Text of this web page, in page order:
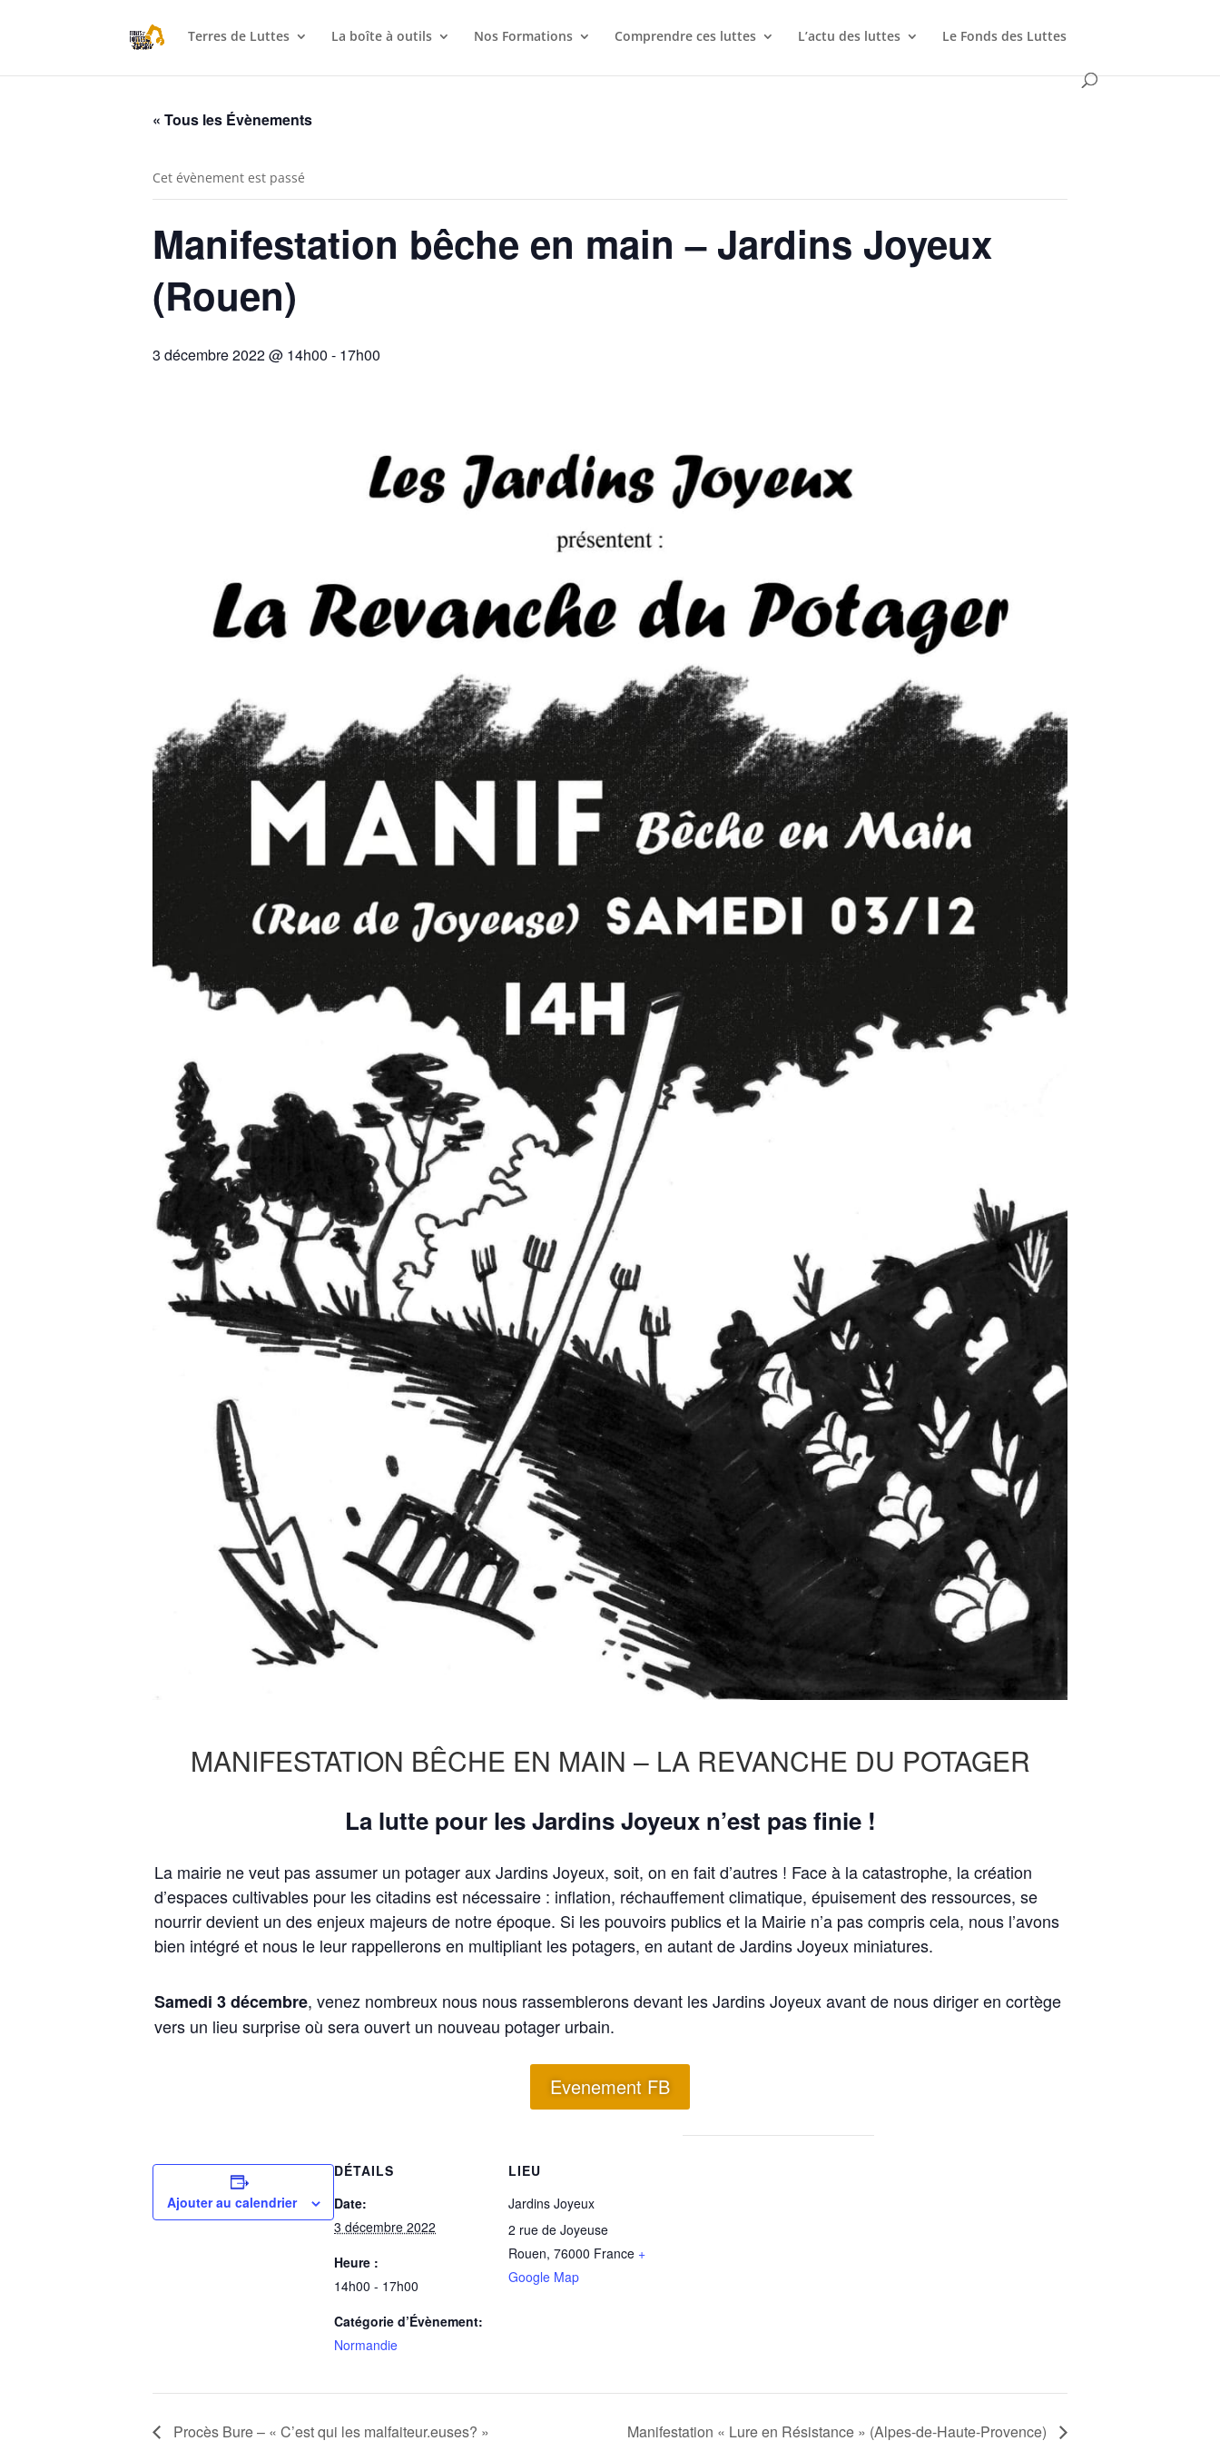
Terres de Luttes La boîte à outils Nos Formations Comprendre ces luttes L’actu des luttes Le Fonds des Luttes
« Tous les Évènements
Cet évènement est passé
Manifestation bêche en main – Jardins Joyeux
(Rouen)
3 décembre 2022 @ 14h00 - 17h00
MANIFESTATION BÊCHE EN MAIN – LA REVANCHE DU POTAGER
La lutte pour les Jardins Joyeux n’est pas finie !
La mairie ne veut pas assumer un potager aux Jardins Joyeux, soit, on en fait d’autres ! Face à la catastrophe, la création
d’espaces cultivables pour les citadins est nécessaire : inflation, réchauffement climatique, épuisement des ressources, se
nourrir devient un des enjeux majeurs de notre époque. Si les pouvoirs publics et la Mairie n’a pas compris cela, nous l’avons
bien intégré et nous le leur rappellerons en multipliant les potagers, en autant de Jardins Joyeux miniatures.
Samedi 3 décembre, venez nombreux nous nous rassemblerons devant les Jardins Joyeux avant de nous diriger en cortège
vers un lieu surprise où sera ouvert un nouveau potager urbain.
Evenement FB
Ajouter au calendrier
DÉTAILS
Date:
3 décembre 2022
Heure :
14h00 - 17h00
Catégorie d’Évènement:
Normandie
LIEU
Jardins Joyeux
2 rue de Joyeuse
Rouen, 76000 France +
Google Map
Procès Bure – « C’est qui les malfaiteur.euses? » Manifestation « Lure en Résistance » (Alpes-de-Haute-Provence)